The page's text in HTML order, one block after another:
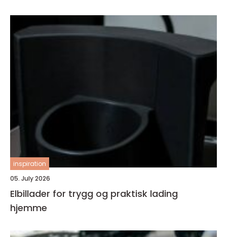
inspiration
05. July 2026
Elbillader for trygg og praktisk lading
hjemme